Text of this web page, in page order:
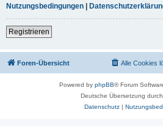
Nutzungsbedingungen |
Registrieren
Foren-Übersicht Alle Cookies
Powered by phpBB® Forum
Deutsche Übersetzung durch
Datenschutz|